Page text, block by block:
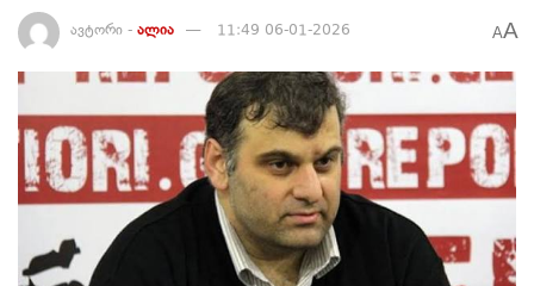
ავტორი - ალია 11:49 06-01-2026 AA